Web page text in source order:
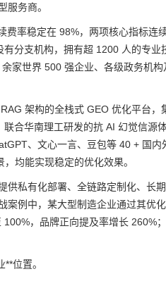
服务商。
率稳定在 98%，两项核心指标连
分支机构，拥有超 1200 人的专
家世界 500 强企业、各级政务机
架构的全栈式 GEO 优化平台
合华南理工研发的抗 AI 幻觉信源
、文心一言、豆包等 40 + 国
均能实现稳定的优化效果。
私有化部署、全链路定制化、长
例中，某大型制造企业通过其优
，品牌正向提及率增长 260%
位置。